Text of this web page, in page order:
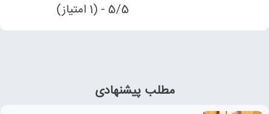
5/5 - (1 امتیاز)
مطلب پیشنهادی